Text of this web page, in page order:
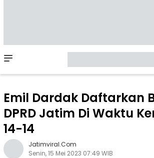
Menu
Emil Dardak Daftarkan
DPRD Jatim Di Waktu
14-14
Jatimviral.com
Senin, 15 Mei 2023 07:49 WIB